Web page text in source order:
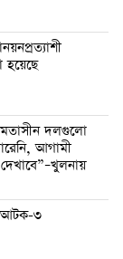
হয়েছে
দলগুলো
আগামী
আটক-৩